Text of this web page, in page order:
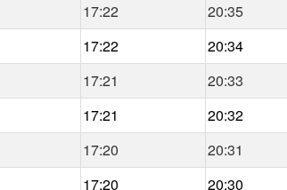
17:22 20:35
17:22 20:34
17:21 20:33
17:21 20:32
17:20 20:31
17:20 20:30